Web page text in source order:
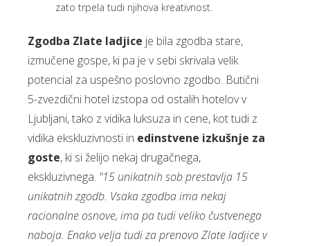
zato trpela tudi njihova kreativnost.
Zgodba Zlate ladjice je bila zgodba stare,
izmučene gospe, ki pa je v sebi skrivala velik
potencial za uspešno poslovno zgodbo. Butični
5-zvezdični hotel izstopa od ostalih hotelov v
Ljubljani, tako z vidika luksuza in cene, kot tudi z
vidika ekskluzivnosti in edinstvene izkušnje za
goste, ki si želijo nekaj drugačnega,
ekskluzivnega. "15 unikatnih sob prestavlja 15
unikatnih zgodb. Vsaka zgodba ima nekaj
racionalne osnove, ima pa tudi veliko čustvenega
naboja. Enako velja tudi za prenovo Zlate ladjice v